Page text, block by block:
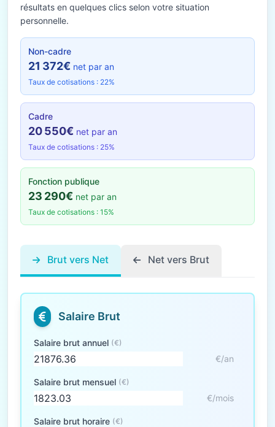
résultats en quelques clics selon votre situation
personnelle.
Non-cadre
21 372€ net par an
Taux de cotisations : 22%
Cadre
20 550€ net par an
Taux de cotisations : 25%
Fonction publique
23 290€ net par an
Taux de cotisations : 15%
Brut vers Net Net vers Brut
Salaire Brut
Salaire brut annuel (€)
€/an
Salaire brut mensuel (€)
€/mois
Salaire brut horaire (€)